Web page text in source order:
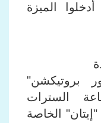
الميزة
السترات
"إيتان" الخاصة